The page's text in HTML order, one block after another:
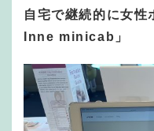
自宅で継続的に女
Inne minicab」